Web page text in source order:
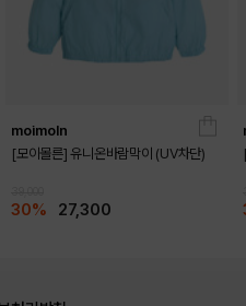
moimoln
[모이몰른] 유니온바람막이 (UV차단)
30% 27,300